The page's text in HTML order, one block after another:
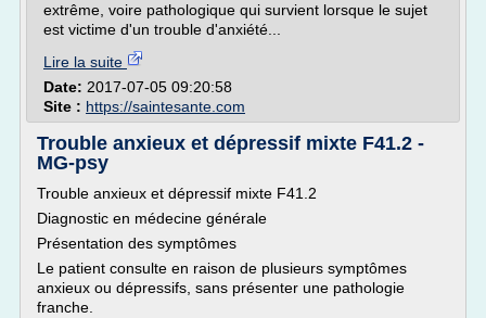
extrême, voire pathologique qui survient lorsque le sujet
est victime d'un trouble d'anxiété...
Lire la suite
Date: 2017-07-05 09:20:58
Site : https://saintesante.com
Trouble anxieux et dépressif mixte F41.2 -
MG-psy
Trouble anxieux et dépressif mixte F41.2
Diagnostic en médecine générale
Présentation des symptômes
Le patient consulte en raison de plusieurs symptômes
anxieux ou dépressifs, sans présenter une pathologie
franche.